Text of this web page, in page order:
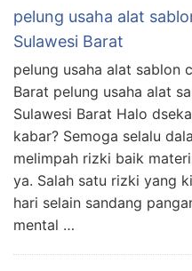
pelung usaha alat
Sulawesi Barat
pelung usaha alat sablon
Barat pelung usaha alat
Sulawesi Barat Halo
kabar? Semoga selalu
melimpah rizki baik
ya. Salah satu rizki yang
hari selain sandang
mental …